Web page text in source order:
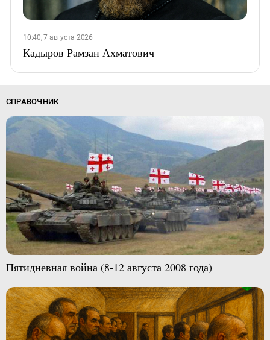
10:40, 7 августа 2026
Кадыров Рамзан Ахматович
СПРАВОЧНИК
Пятидневная война (8-12 августа 2008 года)